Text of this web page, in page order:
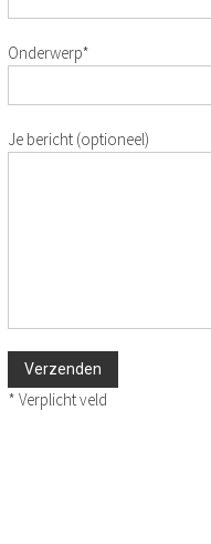
Onderwerp*
Je bericht (optioneel)
* Verplicht veld